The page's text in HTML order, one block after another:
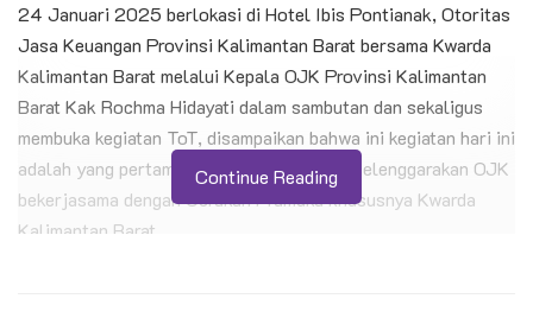
24 Januari 2025 berlokasi di Hotel Ibis Pontianak, Otoritas
Jasa Keuangan Provinsi Kalimantan Barat bersama Kwarda
Kalimantan Barat melalui Kepala OJK Provinsi Kalimantan
Barat Kak Rochma Hidayati dalam sambutan dan sekaligus
membuka kegiatan ToT, disampaikan bahwa ini kegiatan hari ini
adalah yang pertama di Indonesia yang di selenggarakan OJK
bekerjasama dengan Gerakan Pramuka khususnya Kwarda
Kalimantan Barat.
Continue Reading